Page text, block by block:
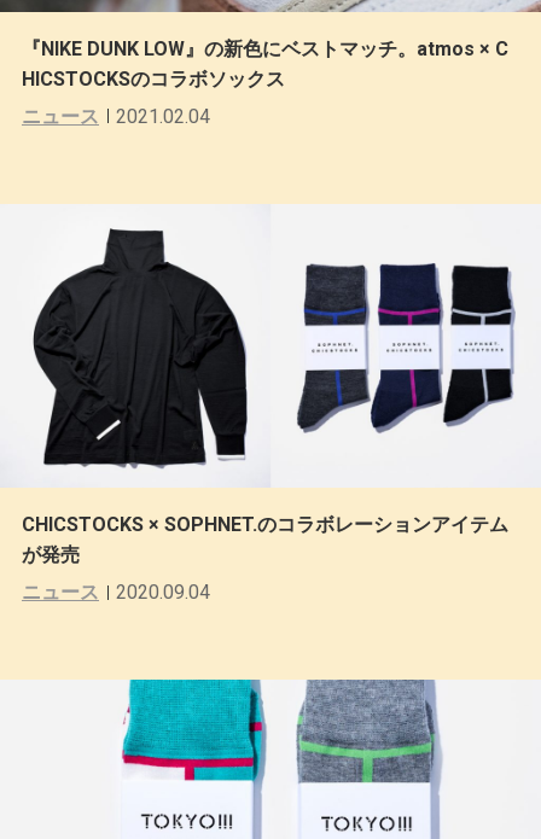
『NIKE DUNK LOW』の新色にベストマッチ。atmos × C
HICSTOCKSのコラボソックス
ニュース
2021.02.04
CHICSTOCKS × SOPHNET.のコラボレーションアイテム
が発売
ニュース
2020.09.04